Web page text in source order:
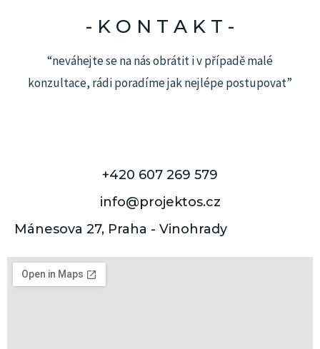
- K O N T A K T -​
“neváhejte se na nás obrátit i v případě malé
konzultace, rádi poradíme jak nejlépe postupovat”
+420 607 269 579
info@projektos.cz
Mánesova 27, Praha - Vinohrady